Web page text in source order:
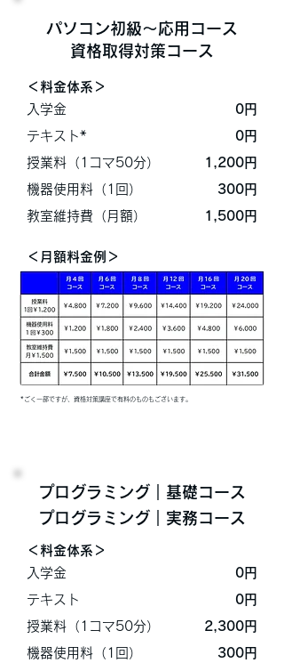
パソコン​初級～応用コース
資格取得対策コース
＜料金体系＞
入学金
​0円
テキスト*
0円
授業料（1コマ50分）
1,200円
機器使用料（1回）
300円
​教室維持費（月額）
1,500円
＜月額料金例＞
*ごく一部ですが、資格対策講座で有料のものもございます。
プログラミング｜​基礎コース
プログラミング｜実務コース
＜料金体系＞
入学金
​0円
テキスト
0円
授業料（1コマ50分）
2,300円
機器使用料（1回）
300円